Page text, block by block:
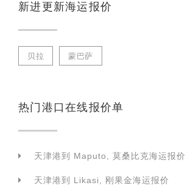
新进更新海运报价
贝拉 蒙巴萨
热门港口在线报价单
天津港到 Maputo, 莫桑比克海运报价
天津港到 Likasi, 刚果金海运报价